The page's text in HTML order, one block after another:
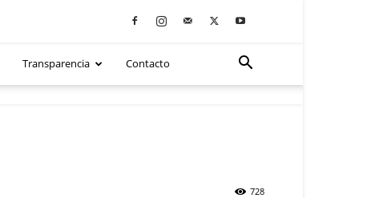
Transparencia Contacto
728